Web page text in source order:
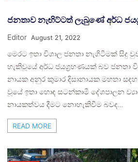
ජනතාව නැඟිට්ටත් ලැබුණේ අර්ධ
Editor August 21, 2022
මෙරට ඉතා විශාල ජනතා නැගිටීමක් සිදු
හැකිවූයේ අර්ධ ජයග්‍රහණයක් බව ජනතා
නායක අනුර කුමාර දිසානායක මහතා
වූයේ ඉතා හොඳ සටන්කාමී දේශපාලන
නායකත්වය දීමට නොහැකිවීම බවද…
READ MORE